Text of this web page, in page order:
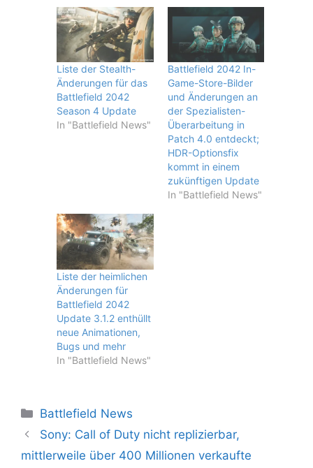
Liste der Stealth-
Änderungen für das
Battlefield 2042
Season 4 Update
In "Battlefield News"
Battlefield 2042 In-
Game-Store-Bilder
und Änderungen an
der Spezialisten-
Überarbeitung in
Patch 4.0 entdeckt;
HDR-Optionsfix
kommt in einem
zukünftigen Update
In "Battlefield News"
Liste der heimlichen
Änderungen für
Battlefield 2042
Update 3.1.2 enthüllt
neue Animationen,
Bugs und mehr
In "Battlefield News"
Kategorien
Battlefield News
Sony: Call of Duty nicht replizierbar,
mittlerweile über 400 Millionen verkaufte